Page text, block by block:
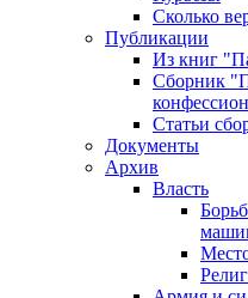
Сколько
Публикации
Из книг
Сборник
Статьи
Документы
Архив
Власть